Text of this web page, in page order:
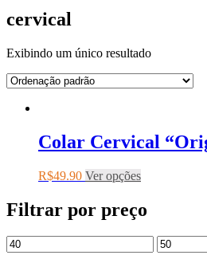
cervical
Exibindo um único resultado
Colar Cervical
R$49.90 Ver opções
Filtrar por preço